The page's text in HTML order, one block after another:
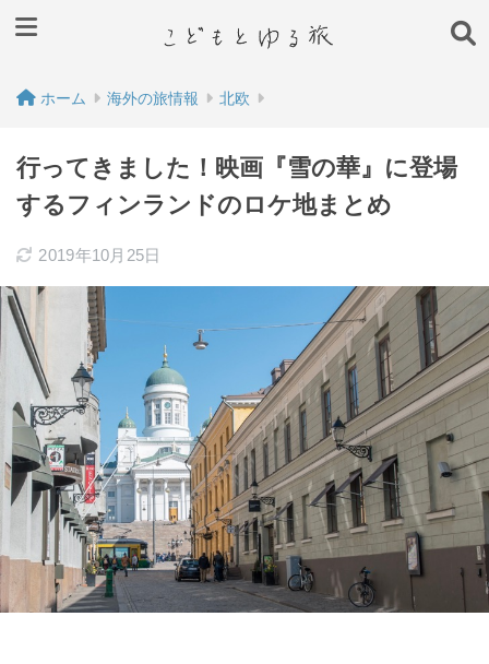
ホーム 海外の旅情報 北欧
行ってきました！映画『雪の華』に登場
するフィンランドのロケ地まとめ
2019年10月25日